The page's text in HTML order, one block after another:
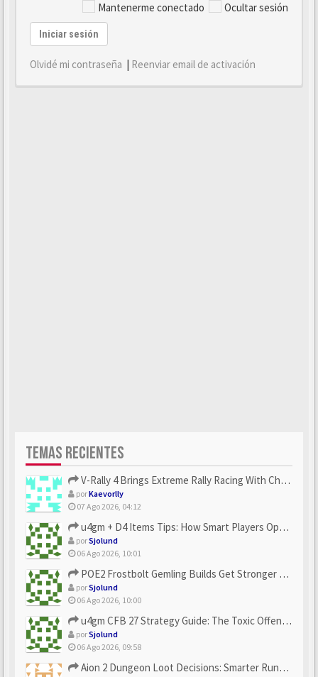
Mantenerme conectado Ocultar sesión
Iniciar sesión
Olvidé mi contraseña | Reenviar email de activación
TEMAS RECIENTES
V-Rally 4 Brings Extreme Rally Racing With Challenging Track...
porKaevorlly
07 Ago 2026, 04:12
u4gm + D4 Items Tips: How Smart Players Optimize Gear, Build...
porSjolund
06 Ago 2026, 10:01
POE2 Frostbolt Gemling Builds Get Stronger With u4gm’s Ice C...
porSjolund
06 Ago 2026, 10:00
u4gm CFB 27 Strategy Guide: The Toxic Offensive Scheme Your ...
porSjolund
06 Ago 2026, 09:58
Aion 2 Dungeon Loot Decisions: Smarter Runs With U4N